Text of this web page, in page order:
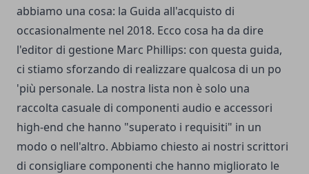
abbiamo una cosa: la Guida all'acquisto di
occasionalmente nel 2018. Ecco cosa ha da dire
l'editor di gestione Marc Phillips: con questa guida,
ci stiamo sforzando di realizzare qualcosa di un po
'più personale. La nostra lista non è solo una
raccolta casuale di componenti audio e accessori
high-end che hanno "superato i requisiti" in un
modo o nell'altro. Abbiamo chiesto ai nostri scrittori
di consigliare componenti che hanno migliorato le